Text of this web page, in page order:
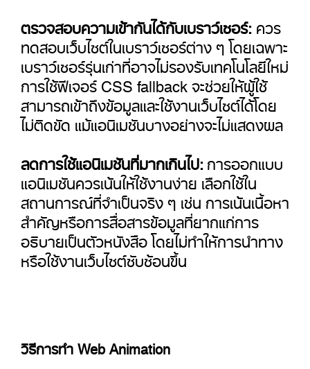
ตรวจสอบความเข้ากันได้กับเบราว์เซอร์:ควร
ทดสอบเว็บไซต์ในเบราว์เซอร์ต่าง ๆ โดยเฉพาะ
เบราว์เซอร์รุ่นเก่าที่อาจไม่รองรับเทคโนโลยีใหม่
การใช้ฟีเจอร์ CSS fallback จะช่วยให้ผู้ใช้
สามารถเข้าถึงข้อมูลและใช้งานเว็บไซต์ได้โดย
ไม่ติดขัด แม้แอนิเมชันบางอย่างจะไม่แสดงผล
ลดการใช้แอนิเมชันที่มากเกินไป:การออกแบบ
แอนิเมชันควรเน้นให้ใช้งานง่าย เลือกใช้ใน
สถานการณ์ที่จำเป็นจริง ๆ เช่น การเน้นเนื้อหา
สำคัญหรือการสื่อสารข้อมูลที่ยากแก่การ
อธิบายเป็นตัวหนังสือ โดยไม่ทำให้การนำทาง
หรือใช้งานเว็บไซต์ซับซ้อนขึ้น
วิธีการทำ Web Animation